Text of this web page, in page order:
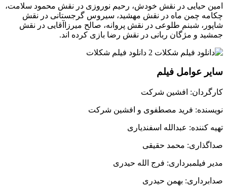
امین حیایی در نقش خودش، رحیم نوروزی در نقش محمود سلامت،
چکامه چمن ماه در نقش مهشید، سیروس گرجستانی در نقش
شاپور، شبنم طلوعی در نقش پروانه، صالح میرزاآقایی در نقش
جمشید و مژگان ربانی در نقش رضا بازی کرده اند.
سایر عوامل فیلم
کارگردان: افشین شرکت
نویسنده: فرید مصطفوی و افشین شرکت
تهیه کننده: عبدالله اسفندیاری
صداگذاری: محمد حقیقی
مدیر فیلمبرداری: فرج الله حیدری
صدابرداری: بهمن حیدری